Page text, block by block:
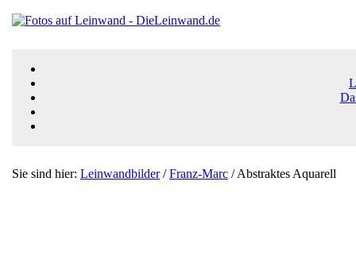
Sie sind hier: Leinwandbilder/Franz-Marc / Abstraktes Aquarell